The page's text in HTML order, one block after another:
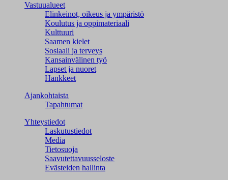
Vastuualueet
Elinkeinot, oikeus ja ympäristö
Koulutus ja oppimateriaali
Kulttuuri
Saamen kielet
Sosiaali ja terveys
Kansainvälinen työ
Lapset ja nuoret
Hankkeet
Ajankohtaista
Tapahtumat
Yhteystiedot
Laskutustiedot
Media
Tietosuoja
Saavutettavuusseloste
Evästeiden hallinta